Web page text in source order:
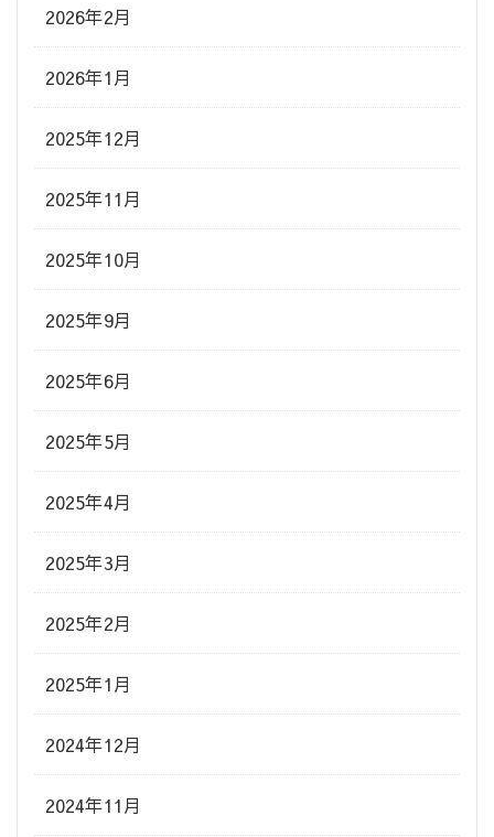
2026年2月
2026年1月
2025年12月
2025年11月
2025年10月
2025年9月
2025年6月
2025年5月
2025年4月
2025年3月
2025年2月
2025年1月
2024年12月
2024年11月